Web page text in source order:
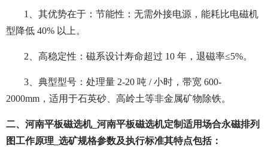
1、其优势在于： 节能性：无需外接电源，能耗比电磁机
型降低 40% 以上。
2、高稳定性：磁系设计寿命超过 10 年，退磁率≤5%。
3、典型型号：处理量 2-20 吨 / 小时，带宽 600-
2000mm，适用于石英砂、高岭土等非金属矿物除铁。
二、河南平板磁选机_河南平板磁选机定制适用场合永磁排列
图工作原理_选矿规格参数及执行标准其特点包括：